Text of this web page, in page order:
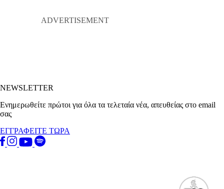
NEWSLETTER
Ενημερωθείτε πρώτοι για όλα τα τελεταία νέα, απευθείας στο email
σας
ΕΓΓΡΑΦΕΙΤΕ ΤΩΡΑ